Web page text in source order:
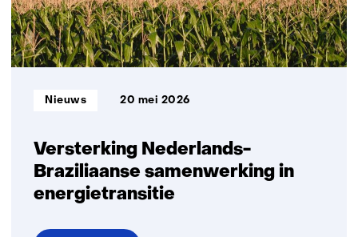
versnellen
Versterking Nederlands-
Braziliaanse samenwerking in
energietransitie
Informatietype:
Nieuws 20 mei 2026